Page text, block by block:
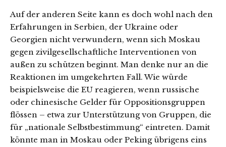
Auf der anderen Seite kann es doch wohl nach den
Erfahrungen in Serbien, der Ukraine oder
Georgien nicht verwundern, wenn sich Moskau
gegen zivilgesellschaftliche Interventionen von
außen zu schützen beginnt. Man denke nur an die
Reaktionen im umgekehrten Fall. Wie würde
beispielsweise die EU reagieren, wenn russische
oder chinesische Gelder für Oppositionsgruppen
flössen – etwa zur Unterstützung von Gruppen, die
für „nationale Selbstbestimmung“ eintreten. Damit
könnte man in Moskau oder Peking übrigens eins